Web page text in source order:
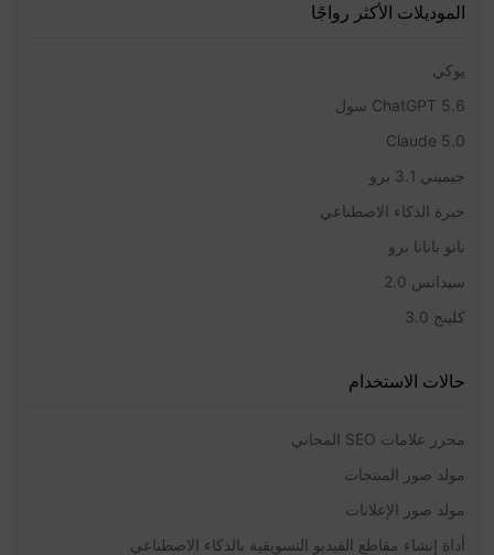
الموديلات الأكثر رواجًا
يوكي
ChatGPT 5.6 سول
Claude 5.0
جيميني 3.1 برو
حيرة الذكاء الاصطناعي
نانو بانانا برو
سيدانس 2.0
كلينج 3.0
حالات الاستخدام
محرر علامات SEO المجاني
مولد صور المنتجات
مولد صور الإعلانات
أداة إنشاء مقاطع الفيديو التسويقية بالذكاء الاصطناعي